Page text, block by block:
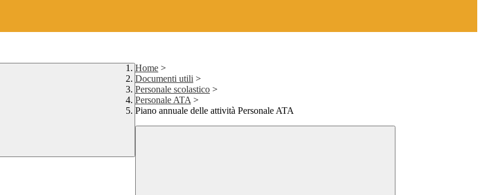
Home >
Documenti utili >
Personale scolastico >
Personale ATA >
Piano annuale delle attività Personale ATA